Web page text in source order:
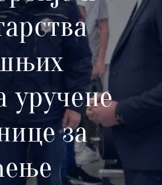
уручене
за